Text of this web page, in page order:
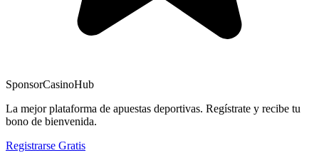
SponsorCasinoHub
La mejor plataforma de apuestas deportivas. Regístrate y recibe tu
bono de bienvenida.
Registrarse Gratis